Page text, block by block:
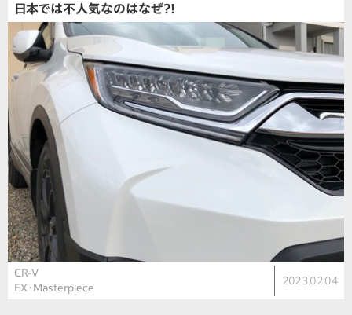
日本では不人気なのはなぜ?!
CR-V
EX・Masterpiece
2023.02.04